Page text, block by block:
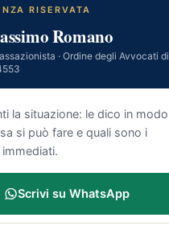
RISERVATA
Romano
· Ordine degli Avvocati di
la situazione: le dico in modo
si può fare e quali sono i
Scrivi su WhatsApp